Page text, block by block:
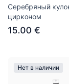
Серебряный
цирконом
15.00 €
Нет в наличии